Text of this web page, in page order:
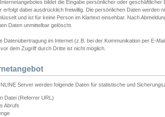
bildet die Eingabe persönlicher oder
dabei ausdrücklich freiwillig. Die persönlichen Daten werden
und ist für keine Person im Klartext einsehbar. Nach
Daten unmittelbar gelöscht.
Datenübertragung im Internet (z.B. bei der Kommunikation per E-
dem Zugriff durch Dritte ist nicht möglich.
Server werden folgende Daten für statistische und
Datei (Referrer URL)
Abrufs